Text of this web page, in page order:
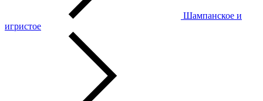
Шампанское и
игристое